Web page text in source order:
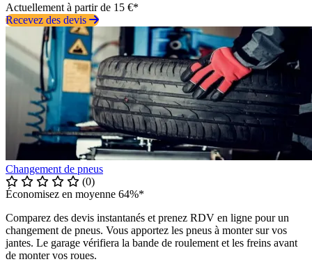
Actuellement à partir de 15 €*
Recevez des devis
Changement de pneus
(0)
Économisez en moyenne 64%*
Comparez des devis instantanés et prenez RDV en ligne pour un
changement de pneus. Vous apportez les pneus à monter sur vos
jantes. Le garage vérifiera la bande de roulement et les freins avant
de monter vos roues.